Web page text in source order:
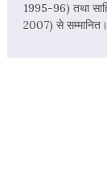
1995-96) तथा
2007) से सम्मानित।